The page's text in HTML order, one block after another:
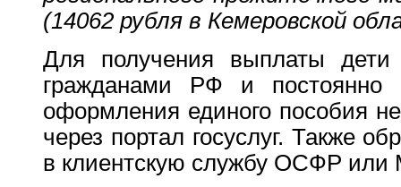
(14062 рубля в Кемеровской
Для получения выплаты
гражданами РФ и
оформления единого пособия
через портал госуслуг. Также
в клиентскую службу ОСФР